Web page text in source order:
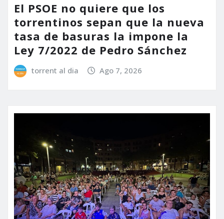
El PSOE no quiere que los
torrentinos sepan que la nueva
tasa de basuras la impone la
Ley 7/2022 de Pedro Sánchez
torrent al dia Ago 7, 2026